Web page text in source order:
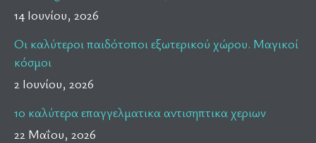
14 Ιουνίου, 2026
Οι καλύτεροι παιδότοποι εξωτερικού χώρου. Μαγικοί
κόσμοι
2 Ιουνίου, 2026
10 καλύτερα επαγγελματικα αντισηπτικα χεριων
22 Μαΐου, 2026